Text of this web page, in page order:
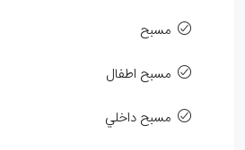
مسبح
مسبح اطفال
مسبح داخلي